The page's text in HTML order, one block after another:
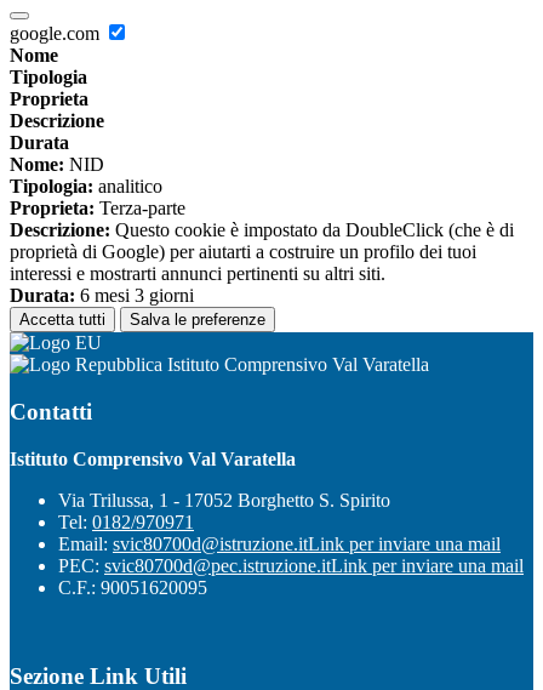
google.com
Nome
Tipologia
Proprieta
Descrizione
Durata
Nome: NID
Tipologia: analitico
Proprieta: Terza-parte
Descrizione: Questo cookie è impostato da DoubleClick (che è di
proprietà di Google) per aiutarti a costruire un profilo dei tuoi
interessi e mostrarti annunci pertinenti su altri siti.
Durata: 6 mesi 3 giorni
Accetta tutti Salva le preferenze
Istituto Comprensivo Val Varatella
Contatti
Istituto Comprensivo Val Varatella
Via Trilussa, 1 - 17052 Borghetto S. Spirito
Tel: 0182/970971
Email: svic80700d@istruzione.itLink per inviare una mail
PEC: svic80700d@pec.istruzione.itLink per inviare una mail
C.F.: 90051620095
Sezione Link Utili